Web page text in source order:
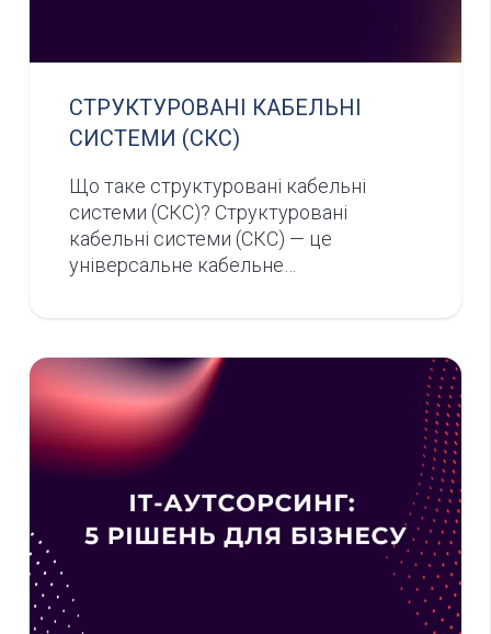
СТРУКТУРОВАНІ КАБЕЛЬНІ
СИСТЕМИ (СКС)
Що таке структуровані кабельні
системи (СКС)? Структуровані
кабельні системи (СКС) — це
універсальне кабельне…